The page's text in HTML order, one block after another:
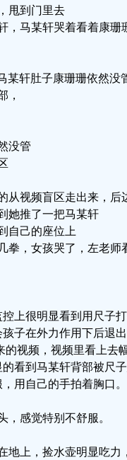
甩到门里去
，马某轩哭着看着康珊
某轩肚子康珊珊依然没
，
没管
从视频盲区走出来，后
她推了一把马某轩
自己的座位上
拳，女孩哭了，左老师
上很明显看到用尺子
子在外力作用下后退
视频，视频里看上去
看到马某轩背部被尺子
用自己的手拍着胸口。
，感觉特别不舒服。
地上，捡水壶明显吃